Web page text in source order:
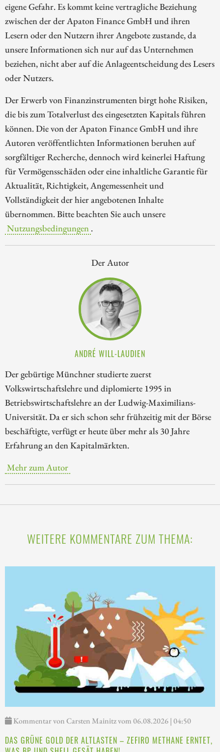
eigene Gefahr. Es kommt keine vertragliche Beziehung
zwischen der der Apaton Finance GmbH und ihren
Lesern oder den Nutzern ihrer Angebote zustande, da
unsere Informationen sich nur auf das Unternehmen
beziehen, nicht aber auf die Anlageentscheidung des Lesers
oder Nutzers.
Der Erwerb von Finanzinstrumenten birgt hohe Risiken,
die bis zum Totalverlust des eingesetzten Kapitals führen
können. Die von der Apaton Finance GmbH und ihre
Autoren veröffentlichten Informationen beruhen auf
sorgfältiger Recherche, dennoch wird keinerlei Haftung
für Vermögensschäden oder eine inhaltliche Garantie für
Aktualität, Richtigkeit, Angemessenheit und
Vollständigkeit der hier angebotenen Inhalte
übernommen. Bitte beachten Sie auch unsere
Nutzungsbedingungen .
Der Autor
ANDRÉ WILL-LAUDIEN
Der gebürtige Münchner studierte zuerst
Volkswirtschaftslehre und diplomierte 1995 in
Betriebswirtschaftslehre an der Ludwig-Maximilians-
Universität. Da er sich schon sehr frühzeitig mit der Börse
beschäftigte, verfügt er heute über mehr als 30 Jahre
Erfahrung an den Kapitalmärkten.
Mehr zum Autor
WEITERE KOMMENTARE ZUM THEMA:
Kommentar von Carsten Mainitz vom 06.08.2026 | 04:50
DAS GRÜNE GOLD DER ALTLASTEN – ZEFIRO METHANE ERNTET,